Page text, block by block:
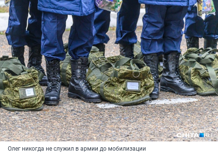
Олег никогда не служил в армии до мобилизации